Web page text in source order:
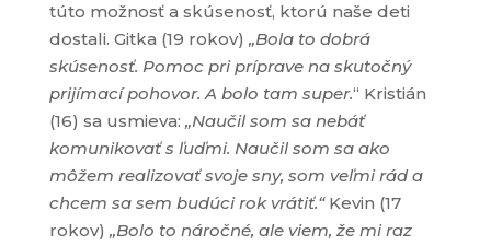
túto možnosť a skúsenosť, ktorú naše deti
dostali. Gitka (19 rokov) „Bola to dobrá
skúsenosť. Pomoc pri príprave na skutočný
prijímací pohovor. A bolo tam super.“ Kristián
(16) sa usmieva: „Naučil som sa nebáť
komunikovať s ľuďmi. Naučil som sa ako
môžem realizovať svoje sny, som veľmi rád a
chcem sa sem budúci rok vrátiť.“Kevin (17
rokov) „Bolo to náročné, ale viem, že mi raz